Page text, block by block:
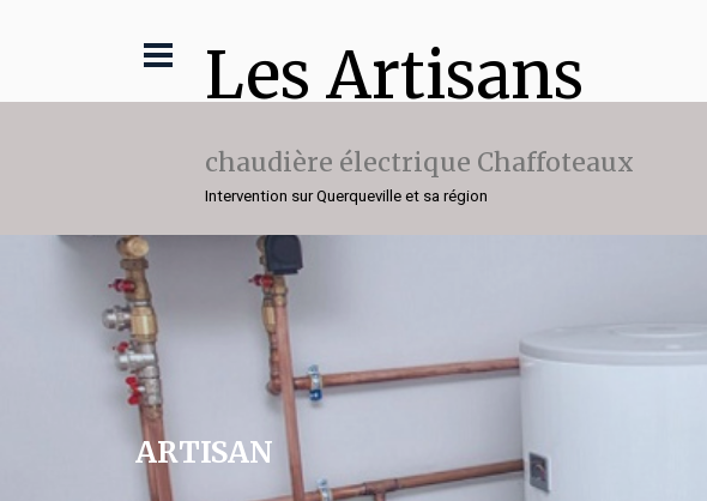
Les Artisans
chaudière électrique Chaffoteaux
Intervention sur Querqueville et sa région
ARTISAN